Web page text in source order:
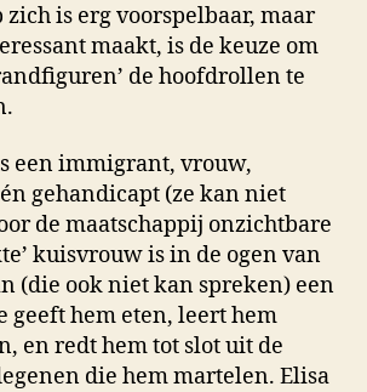
zich is erg voorspelbaar, maar
maakt, is de keuze om
de hoofdrollen te
een immigrant, vrouw,
gehandicapt (ze kan niet
de maatschappij onzichtbare
kuisvrouw is in de ogen van
(die ook niet kan spreken) een
geeft hem eten, leert hem
en redt hem tot slot uit de
die hem martelen. Elisa